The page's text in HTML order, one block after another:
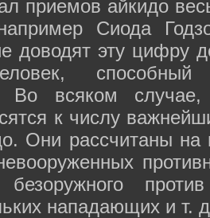
приемов айкидо
Сиода
доводят эту цифру
Во всяком
к числу
Они рассчитаны
безоружного
нападающих и т.